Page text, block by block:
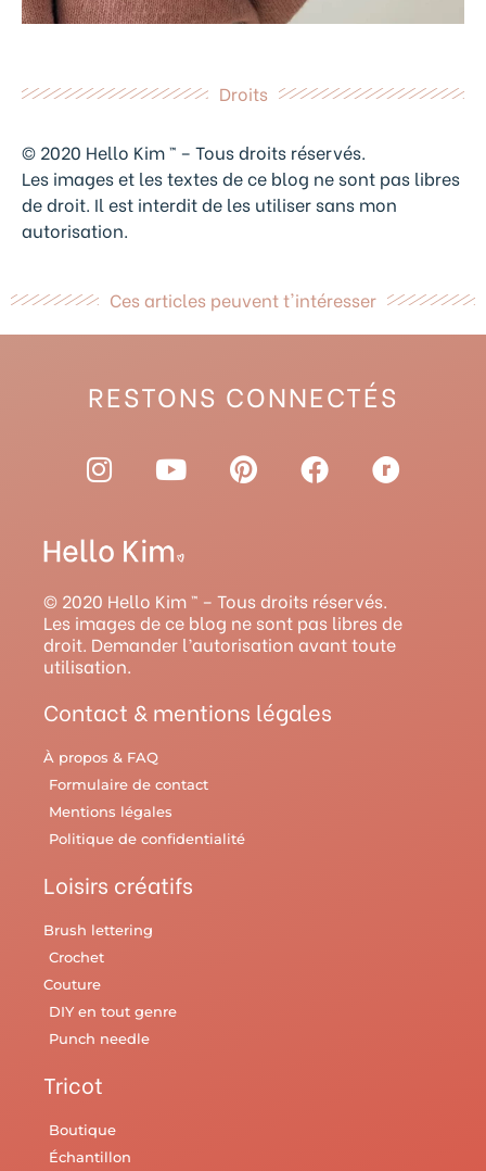
Droits
© 2020 Hello Kim ™ – Tous droits réservés.
Les images et les textes de ce blog ne sont pas libres
de droit. Il est interdit de les utiliser sans mon
autorisation.
Ces articles peuvent t'intéresser
RESTONS CONNECTÉS
I
n
t
a
g
r
a
m
Y
o
t
u
b
e
P
i
r
e
s
F
a
o
o
k
R
a
y
© 2020 Hello Kim ™ – Tous droits réservés.
Les images de ce blog ne sont pas libres de
droit. Demander l’autorisation avant toute
utilisation.
Contact & mentions légales
À propos & FAQ
Formulaire de contact
Mentions légales
Politique de confidentialité
Loisirs créatifs
Brush lettering
Crochet
Couture
DIY en tout genre
Punch needle
Tricot
Boutique
Échantillon